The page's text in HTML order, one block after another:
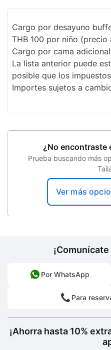
Personal
Recepción 24
Seguro
Chapoteadero
Espacio para
Clases de
Solárium
Renta de
Desayuno
Cargo por desayuno
THB 100 por niño (precio
Cargo por cama
La lista anterior puede
posible que los
Importes sujetos a
¿No encontraste
Prueba buscando más
Ver más
Por WhatsApp
Para
¡Ahorra hasta 10%